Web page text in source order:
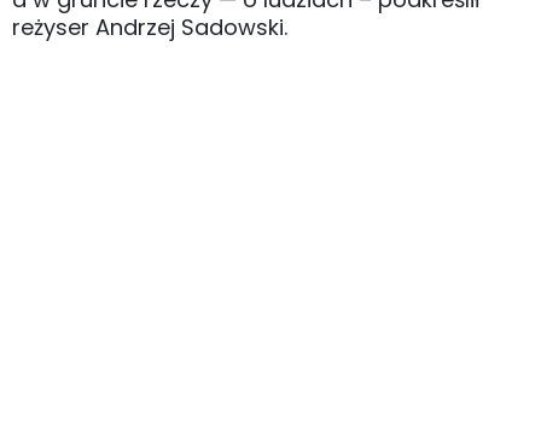
reżyser Andrzej Sadowski.